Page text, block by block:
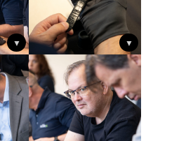
▼ ▼